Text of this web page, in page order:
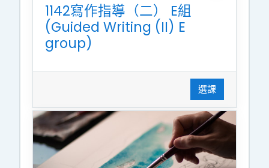
1142寫作指導（二） E組
(Guided Writing (II) E
group)
選課